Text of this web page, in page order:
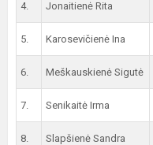
4. Jonaitienė Rita
5. Karosevičienė Ina
6. Meškauskienė Sigutė
7. Senikaitė Irma
8. Slapšienė Sandra